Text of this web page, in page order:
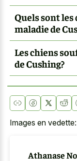
Quels sont les
maladie de
Les chiens
de Cushing?
Images en vedette:
Athanase